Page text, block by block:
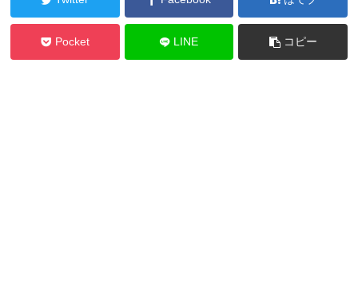
Pocket LINE コピー